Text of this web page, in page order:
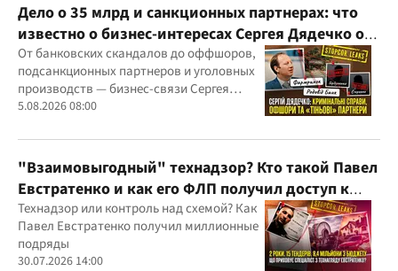
Дело о 35 млрд и санкционных партнерах: что
известно о бизнес-интересах Сергея Дядечко от
"Родовид Банка" до "ФАРМАСЕЛ"
От банковских скандалов до оффшоров,
подсанкционных партнеров и уголовных
производств — бизнес-связи Сергея
Дядечко до сих пор простираются через
юрисдикций
5.08.2026 08:00
"Взаимовыгодный" технадзор? Кто такой Павел
Евстратенко и как его ФЛП получил доступ к
бюджетным миллионам?
Технадзор или контроль над схемой? Как
Павел Евстратенко получил миллионные
подряды
30.07.2026 14:00